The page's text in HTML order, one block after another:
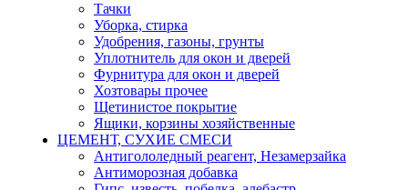
Тачки
Уборка, стирка
Удобрения, газоны, грунты
Уплотнитель для окон и дверей
Фурнитура для окон и дверей
Хозтовары прочее
Щетинистое покрытие
Ящики, корзины хозяйственные
ЦЕМЕНТ, СУХИЕ СМЕСИ
Антигололедный реагент, Незамерзайка
Антиморозная добавка